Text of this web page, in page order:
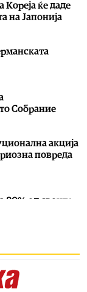
Кореја ќе даде
на Јапонија
Собрание
акција
повреда
80% од своите